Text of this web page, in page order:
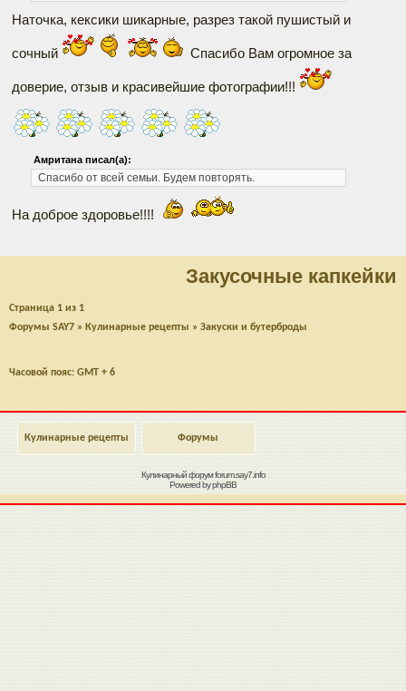
Наточка, кексики шикарные, разрез такой пушистый и
сочный Спасибо Вам огромное за
доверие, отзыв и красивейшие фотографии!!!
Амритана писал(а):
Спасибо от всей семьи. Будем повторять.
На доброе здоровье!!!!
Закусочные капкейки
Страница 1 из 1
Форумы SAY7 » Кулинарные рецепты » Закуски и бутерброды
Часовой пояс: GMT + 6
Кулинарные рецепты Форумы
Кулинарный форумforum.say7.info
Powered byphpBB